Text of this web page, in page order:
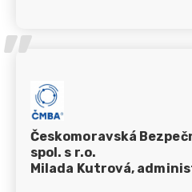
’’
Českomoravská
spol. s r.o.
Milada Kutrová,